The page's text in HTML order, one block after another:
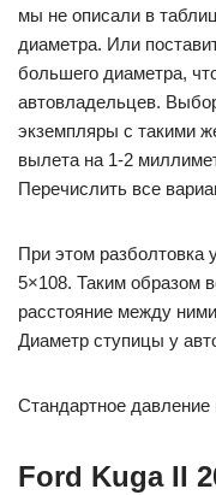
мы не описали в
диаметра. Или
большего диаметра,
автовладельцев.
экземпляры с такими
вылета на 1-2
Перечислить все
При этом разболтовка
5×108. Таким образом
расстояние между
Диаметр ступицы у
Стандартное
Ford Kuga II